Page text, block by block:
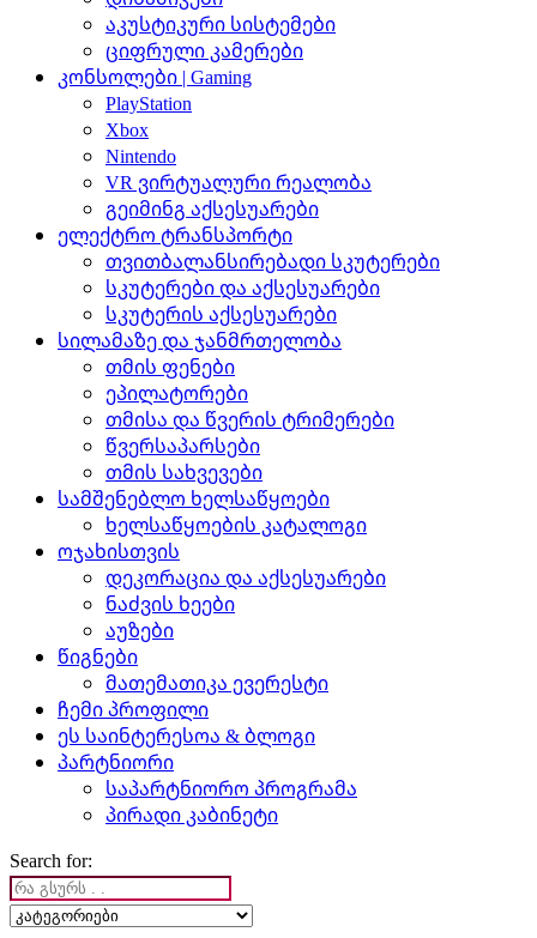
აკუსტიკური სისტემები
ციფრული კამერები
კონსოლები | Gaming
PlayStation
Xbox
Nintendo
VR ვირტუალური რეალობა
გეიმინგ აქსესუარები
ელექტრო ტრანსპორტი
თვითბალანსირებადი სკუტერები
სკუტერები და აქსესუარები
სკუტერის აქსესუარები
სილამაზე და ჯანმრთელობა
თმის ფენები
ეპილატორები
თმისა და წვერის ტრიმერები
წვერსაპარსები
თმის სახვევები
სამშენებლო ხელსაწყოები
ხელსაწყოების კატალოგი
ოჯახისთვის
დეკორაცია და აქსესუარები
ნაძვის ხეები
აუზები
წიგნები
მათემათიკა ევერესტი
ჩემი პროფილი
ეს საინტერესოა & ბლოგი
პარტნიორი
საპარტნიორო პროგრამა
პირადი კაბინეტი
Search for: